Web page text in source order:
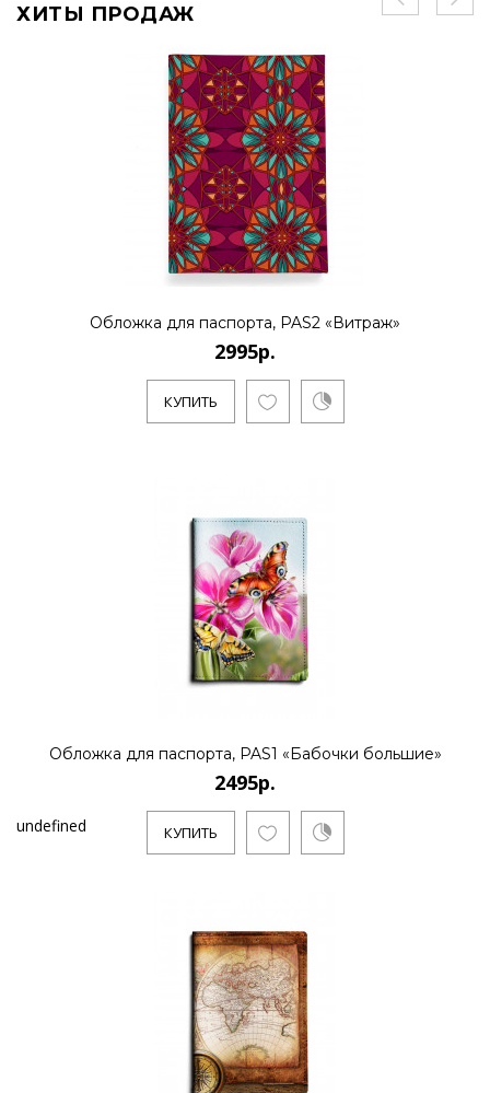
ХИТЫ ПРОДАЖ
Обложка для паспорта, PAS2 «Витраж»
2995р.
КУПИТЬ
Обложка для паспорта, PAS1 «Бабочки большие»
2495р.
КУПИТЬ
undefined